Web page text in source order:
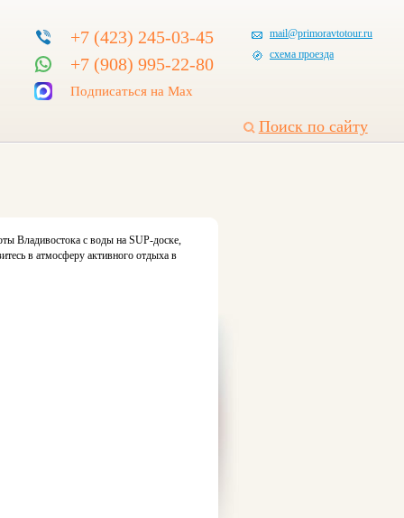
+7 (423) 245-03-45
+7 (908) 995-22-80
Подписаться на Max
mail@primoravtotour.ru
схема проезда
Поиск по сайту
Владивостока с воды на SUP-доске,
в атмосферу активного отдыха в